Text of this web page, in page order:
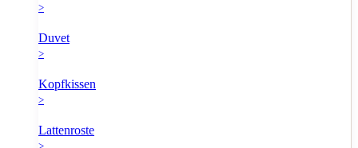
>
Duvet
>
Kopfkissen
>
Lattenroste